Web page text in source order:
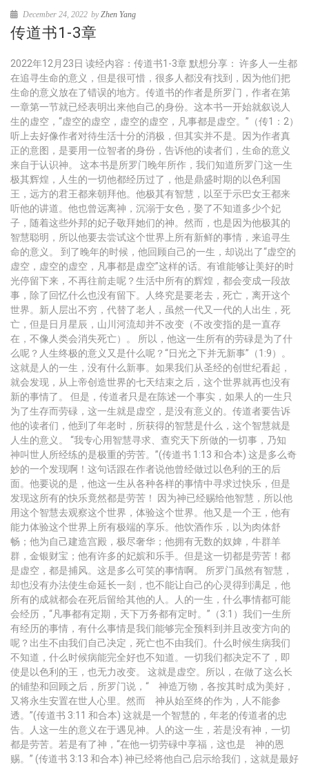
December 24, 2022 byZhen Yang
传道书1-3章
2022年12月23日 读经内容：传道书1-3章 默想分享： 许多人一生都
在追寻生命的意义，但是很可惜，很多人都没有找到，因为他们把
生命的意义放在了错误的地方。传道书的作者是所罗门，作者在第
一章第一节就已经表明出来他自己的身份。这本书一开始就叙说人
生的虚空，“虚空的虚空，虚空的虚空，凡事都是虚空。”（传1：2）
听上去好像作者对待生活十分的消极，但其实并不是。因为作者真
正的意图，是要用一位智者的身份，告诉他的读者们，生命的意义
来自于认识神。 这本书是所罗门晚年所作，我们知道所罗门这一生
极其辉煌，人生的一切他都经历过了，他是鼎盛时期的以色利国
王，远方的君王都来朝拜他。他极其有智慧，以至于示巴女王都来
听他的讲道。他也曾远离神，沉溺于女色，娶了不知道多少个妃
子，随着这些外邦的妃子敬拜她们的神。然而，也是因为他极其的
智慧聪明，所以他要去尝试这个世界上所有新鲜的事情，来追寻生
命的意义。 到了晚年的时候，他回顾自己的一生，却说出了“虚空的
虚空，虚空的虚空，凡事都是虚空”这样的话。有谁能够让美好的时
光停留下来，不再往前走呢？生活中所有的辉煌，都会变成一段故
事，除了回忆什么也没有留下。人终究是要老去，死亡，离开这个
世界。新人层出不穷，代替了老人，虽然一代又一代的人出生，死
亡，但是日月星辰，山川河流却并不改变（不改变指的是一直存
在，不像人类会消失死亡）。 所以，他这一生所有的劳碌是为了什
么呢？人生终极的意义又是什么呢？“日光之下并无新事”（1:9）。
这就是人的一生，没有什么新事。如果我们从圣经的创世纪看起，
就会发现，从上帝创造世界的七天结束之后，这个世界就再也没有
新的事情了。 但是，传道者只是在陈述一个事实，如果人的一生只
为了生存而劳碌，这一生就是虚空，是没有意义的。传道者要告诉
他的读者们，他到了年老时，所获得的智慧是什么，这个智慧就是
人生的意义。 “我专心用智慧寻求、查究天下所做的一切事，乃知
神叫世人所经练的是极重的劳苦。”(传道书 1:13 和合本) 这是多么奇
妙的一个发现啊！这句话跟在作者说他曾经做过以色利的王的后
面。他要说的是，他这一生从各种各样的事情中寻求过快乐，但是
发现这所有的快乐竟然都是劳苦！ 因为神已经赐给他智慧，所以他
用这个智慧去观察这个世界，体验这个世界。他又是一个王，他有
能力体验这个世界上所有极端的享乐。他饮酒作乐，以为肉体舒
畅；他为自己建造宫殿，极尽奢华；他拥有无数的奴婢，牛群羊
群，金银财宝；他有许多的妃嫔和乐手。但是这一切都是劳苦！都
是虚空，都是捕风。这是多么可笑的事情啊。 所罗门虽然有智慧，
却也没有办法使生命延长一刻，也不能让自己的心灵得到满足，他
所有的成就都会在死后留给其他的人。人的一生，什么事情都可能
会经历，“凡事都有定期，天下万务都有定时。”（3:1）我们一生所
有经历的事情，有什么事情是我们能够完全预料到并且改变方向的
呢？出生不由我们自己决定，死亡也不由我们。什么时候生病我们
不知道，什么时候病能完全好也不知道。一切我们都决定不了，即
使是以色利的王，也无力改变。 这就是虚空。所以，在做了这么长
的铺垫和回顾之后，所罗门说，“ 神造万物，各按其时成为美好，
又将永生安置在世人心里。然而 神从始至终的作为，人不能参
透。”(传道书 3:11 和合本) 这就是一个智慧的，年老的传道者的忠
告。人这一生的意义在于遇见神。人的这一生，若是没有神，一切
都是劳苦。若是有了神，“在他一切劳碌中享福，这也是 神的恩
赐。” (传道书 3:13 和合本) 神已经将他自己启示给我们，这就是最好